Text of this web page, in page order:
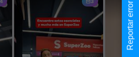
Reportar error